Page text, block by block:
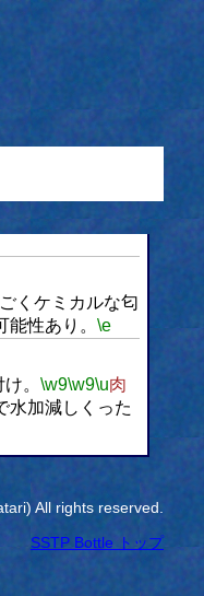
くケミカルな匂
能性あり。 \e
。 \w9\w9\u肉
水加減しくった
All rights reserved.
SSTP Bottle トップ